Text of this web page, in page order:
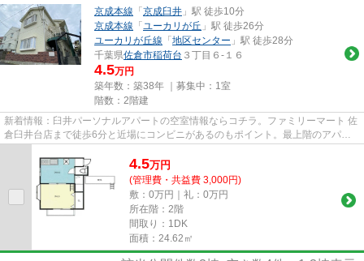
京成本線 「 京成臼井 」駅 徒歩10分
京成本線 「 ユーカリが丘 」駅 徒歩26分
ユーカリが丘線 「 地区センター 」駅 徒歩28分
千葉県佐倉市稲荷台 ３丁目６-１６
4.5万円
築年数：築38年 ｜募集中： 1室
階数：2階建
新着情報：臼井パーソナルアパートの空室情報ならコチラ。ファミリーマート 佐
倉臼井台店まで徒歩6分と近場にコンビニがあるのもポイント。最上階のアパー
4.5万円
(管理費・共益費 3,000円)
敷：0万円｜礼：0万円
所在階：2階
間取り：1DK
面積：24.62㎡